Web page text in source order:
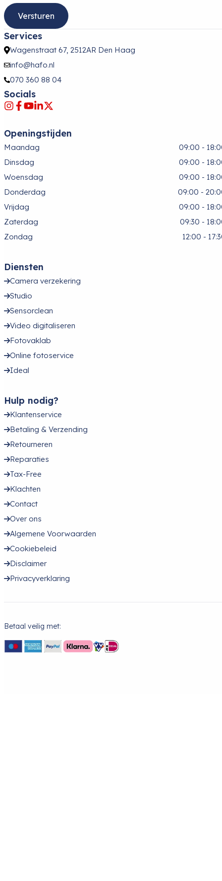
Services
Wagenstraat 67, 2512AR Den Haag
info@hafo.nl
070 360 88 04
Socials
Openingstijden
Maandag
09:00 -
Dinsdag
09:00 -
Woensdag
09:00 -
Donderdag
09:00 -
Vrijdag
09:00 -
Zaterdag
09:30 -
Zondag
12:00 -
Diensten
Camera verzekering
Studio
Sensorclean
Video digitaliseren
Fotovaklab
Online fotoservice
Ideal
Hulp nodig?
Klantenservice
Betaling & Verzending
Retourneren
Reparaties
Tax-Free
Klachten
Contact
Over ons
Algemene Voorwaarden
Cookiebeleid
Disclaimer
Privacyverklaring
Betaal veilig met: